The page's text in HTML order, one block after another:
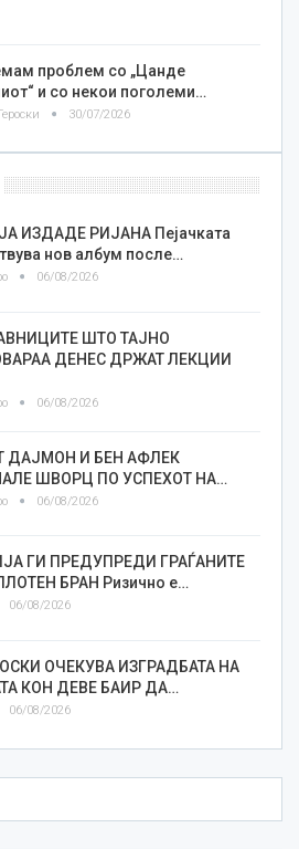
проблем со „Цанде
и со некои поголеми…
30/07/2026
ИЗДАДЕ РИЈАНА Пејачката
нов албум после…
06/08/2026
ШТО ТАЈНО
ДЕНЕС ДРЖАТ ЛЕКЦИИ
06/08/2026
ДАЈМОН И БЕН АФЛЕК
ШВОРЦ ПО УСПЕХОТ НА…
06/08/2026
ГИ ПРЕДУПРЕДИ ГРАЃАНИТЕ
БРАН Ризично е…
06/08/2026
ОЧЕКУВА ИЗГРАДБАТА НА
КОН ДЕВЕ БАИР ДА…
06/08/2026